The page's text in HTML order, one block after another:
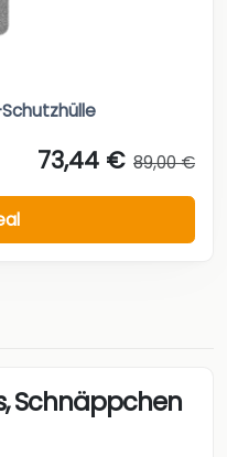
73,44 € 89,00 €
Schnäppchen